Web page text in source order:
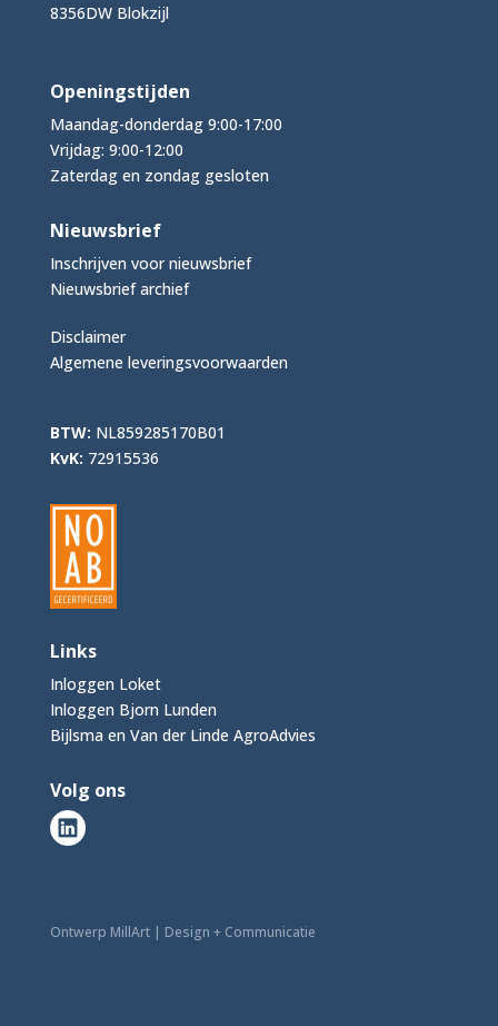
8356DW Blokzijl
Openingstijden
Maandag-donderdag 9:00-17:00
Vrijdag: 9:00-12:00
Zaterdag en zondag gesloten
Nieuwsbrief
Inschrijven voor nieuwsbrief
Nieuwsbrief archief
Disclaimer
Algemene leveringsvoorwaarden
BTW: NL859285170B01
KvK: 72915536
Links
Inloggen Loket
Inloggen Bjorn Lunden
Bijlsma en Van der Linde AgroAdvies
Volg ons
Ontwerp MillArt | Design + Communicatie